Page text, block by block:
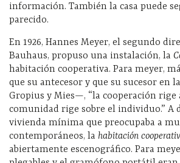
información. También la casa puede
parecido.
En 1926, Hannes Meyer, el segundo
Bauhaus, propuso una instalación, la
habitación cooperativa. Para meyer,
que su antecesor y que su sucesor en
Gropius y Mies—, “la cooperación rige
comunidad rige sobre el individuo.” A
vivienda mínima que preocupaba a
contemporáneos, la habitación
abiertamente escenográfico. Para